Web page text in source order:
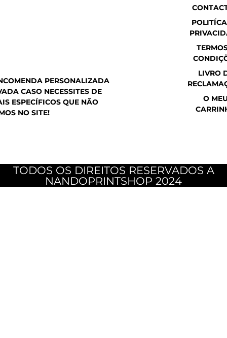
PERSONALIZADA
CASO NECESSITES DE
ESPECÍFICOS QUE NÃO
NO SITE!
LIVRO
O
TODOS OS DIREITOS RESERVADOS A
NANDOPRINTSHOP 2024